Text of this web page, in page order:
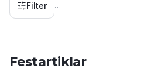
Filter …
Festartiklar